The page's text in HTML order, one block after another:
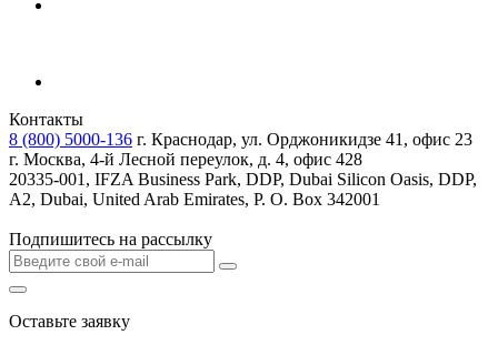
Контакты
8 (800) 5000-136 г. Краснодар, ул. Орджоникидзе 41, офис 23
г. Москва, 4-й Лесной переулок, д. 4, офис 428
20335-001, IFZA Business Park, DDP, Dubai Silicon Oasis, DDP,
A2, Dubai, United Arab Emirates, P. O. Box 342001
Подпишитесь на рассылку
Оставьте заявку